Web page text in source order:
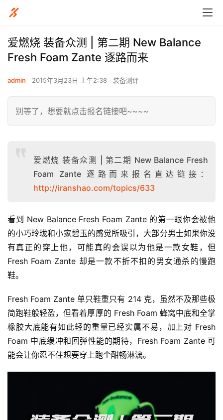
爱燃烧 装备众测 | 第二期 New Balance
Fresh Foam Zante 逐路而来
admin 2015年3月23日 上午2:38 装备测评
别等了，想要就点击报名链接吧~~~~
爱燃烧 装备众测 | 第二期 New Balance Fresh
Foam Zante 逐路而来报名直达链接：
http://iranshao.com/topics/633
看到 New Balance Fresh Foam Zante 的第一眼你会被他
的小巧玲珑和小家碧玉的感觉所吸引，大部分男士如果你没
有真正的穿上他，可能真的会误以为他是一款女鞋，但
Fresh Foam Zante 却是一款不折不扣的男女通杀的慢跑
鞋。
Fresh Foam Zante 单只鞋重只有 214 克，虽然不及那些极
简跑鞋般轻盈，但看着厚厚的 Fresh Foam 蜂窝中底和全掌
橡胶大底能有如此轻的重量已经实属不易，加上对 Fresh
Foam 中底缓冲和回弹性能的期待，Fresh Foam Zante 可
能会让你忍不住想要穿上跑个酣畅淋漓。